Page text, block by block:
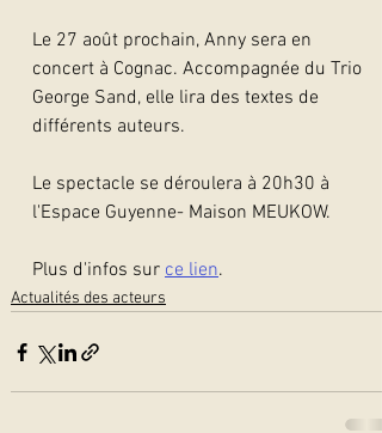
Le 27 août prochain, Anny sera en
concert à Cognac. Accompagnée du Trio
George Sand, elle lira des textes de
différents auteurs.
Le spectacle se déroulera à 20h30 à
l'Espace Guyenne- Maison MEUKOW.
Plus d'infos sur ce lien.
Actualités des acteurs